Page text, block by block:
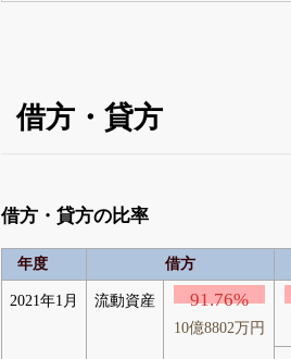
借方・貸方
借方・貸方の比率
年度 借方
2021年1月 流動資産 91.76%
10億8802万円